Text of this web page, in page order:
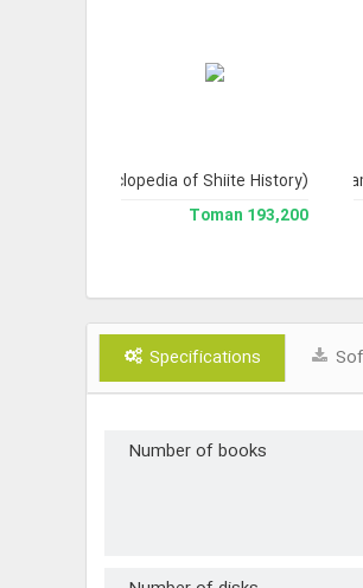
Encyclopedia of
(Encyclopedia of Shiite History)
193,200 Toman
Specifications
Number of books